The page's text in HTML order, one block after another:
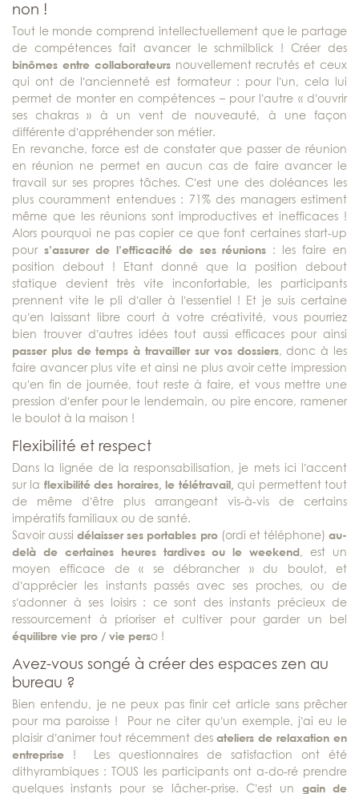
non !
Tout le monde comprend intellectuellement que le partage
de compétences fait avancer le schmilblick ! Créer des
binômes entre collaborateursnouvellement recrutés et ceux
qui ont de l’ancienneté est formateur : pour l’un, cela lui
permet de monter en compétences – pour l’autre « d’ouvrir
ses chakras » à un vent de nouveauté, à une façon
différente d’appréhender son métier.
En revanche, force est de constater que passer de réunion
en réunion ne permet en aucun cas de faire avancer le
travail sur ses propres tâches. C’est une des doléances les
plus couramment entendues : 71% des managers estiment
même que les réunions sont improductives et inefficaces !
Alors pourquoi ne pas copier ce que font certaines start-up
pour s’assurer de l’efficacité de ses réunions : les faire en
position debout ! Etant donné que la position debout
statique devient très vite inconfortable, les participants
prennent vite le pli d’aller à l’essentiel ! Et je suis certaine
qu’en laissant libre court à votre créativité, vous pourriez
bien trouver d’autres idées tout aussi efficaces pour ainsi
passer plus de temps à travailler sur vos dossiers, donc à les
faire avancer plus vite et ainsi ne plus avoir cette impression
qu’en fin de journée, tout reste à faire, et vous mettre une
pression d’enfer pour le lendemain, ou pire encore, ramener
le boulot à la maison !
Flexibilité et respect
Dans la lignée de la responsabilisation, je mets ici l’accent
sur la flexibilité des horaires, le télétravail, qui permettent tout
de même d’être plus arrangeant vis-à-vis de certains
impératifs familiaux ou de santé.
Savoir aussidélaisser ses portables pro(ordi et téléphone)au-
delà de certaines heures tardives ou le weekend, est un
moyen efficace de « se débrancher » du boulot, et
d’apprécier les instants passés avec ses proches, ou de
s’adonner à ses loisirs : ce sont des instants précieux de
ressourcement à prioriser et cultiver pour garder un bel
équilibre vie pro / vie perso !
Avez-vous songé à créer des espaces zen au
bureau ?
Bien entendu, je ne peux pas finir cet article sans prêcher
pour ma paroisse ! Pour ne citer qu’un exemple, j’ai eu le
plaisir d’animer tout récemment desateliers de relaxation en
entreprise ! Les questionnaires de satisfaction ont été
dithyrambiques : TOUS les participants ont a-do-ré prendre
quelques instants pour se lâcher-prise. C’est un gain de